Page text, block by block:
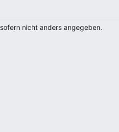
nicht anders angegeben.